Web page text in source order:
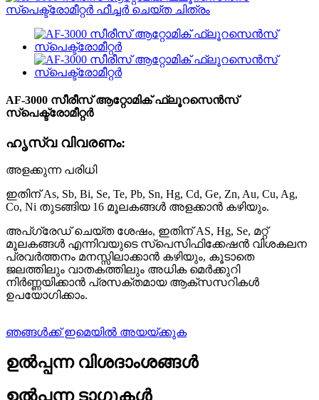
AF-3000 സീരീസ് ആറ്റോമിക് ഫ്ലൂറസെൻസ്
സ്പെക്ട്രോമീറ്റർ
ഹൃസ്വ വിവരണം:
അളക്കുന്ന പരിധി
ഇതിന് As, Sb, Bi, Se, Te, Pb, Sn, Hg, Cd, Ge, Zn, Au, Cu, Ag,
Co, Ni തുടങ്ങിയ 16 മൂലകങ്ങൾ അളക്കാൻ കഴിയും.
അപ്‌ഗ്രേഡ് ചെയ്‌ത ശേഷം, ഇതിന് AS, Hg, Se, മറ്റ്
മൂലകങ്ങൾ എന്നിവയുടെ സ്‌പെസിഫിക്കേഷൻ വിശകലന
പ്രവർത്തനം മനസ്സിലാക്കാൻ കഴിയും, കൂടാതെ
ജലത്തിലും വാതകത്തിലും അധിക മെർക്കുറി
നിർണ്ണയിക്കാൻ പ്രസക്തമായ ആക്‌സസറികൾ
ഉപയോഗിക്കാം.
ഞങ്ങൾക്ക് ഇമെയിൽ അയയ്ക്കുക
ഉൽപ്പന്ന വിശദാംശങ്ങൾ
ഉൽപ്പന്ന ടാഗുകൾ